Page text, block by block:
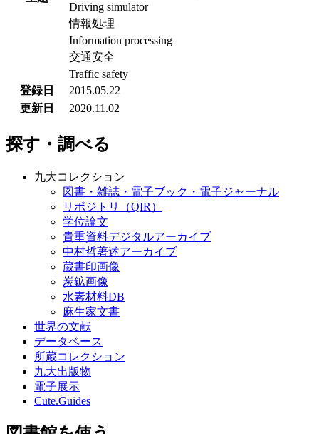
Driving simulator
情報処理
Information processing
交通安全
Traffic safety
登録日
2015.05.22
更新日
2020.11.02
探す・調べる
九大コレクション
図書・雑誌・電子ブック・電子ジャーナル
リポジトリ（QIR）
学位論文
貴重資料デジタルアーカイブ
中村哲著述アーカイブ
蔵書印画像
炭鉱画像
水素材料DB
麻生家文書
世界の文献
データベース
所蔵コレクション
九大出版物
電子展示
Cute.Guides